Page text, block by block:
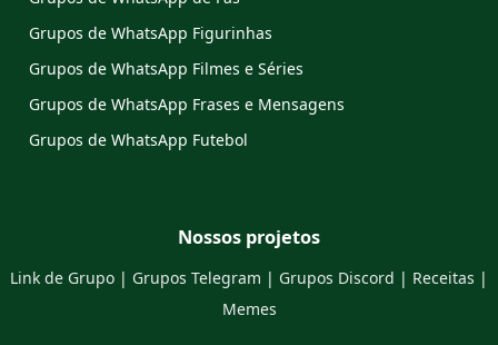
Grupos de WhatsApp Figurinhas
Grupos de WhatsApp Filmes e Séries
Grupos de WhatsApp Frases e Mensagens
Grupos de WhatsApp Futebol
Nossos projetos
Link de Grupo | Grupos Telegram | Grupos Discord | Receitas |
Memes